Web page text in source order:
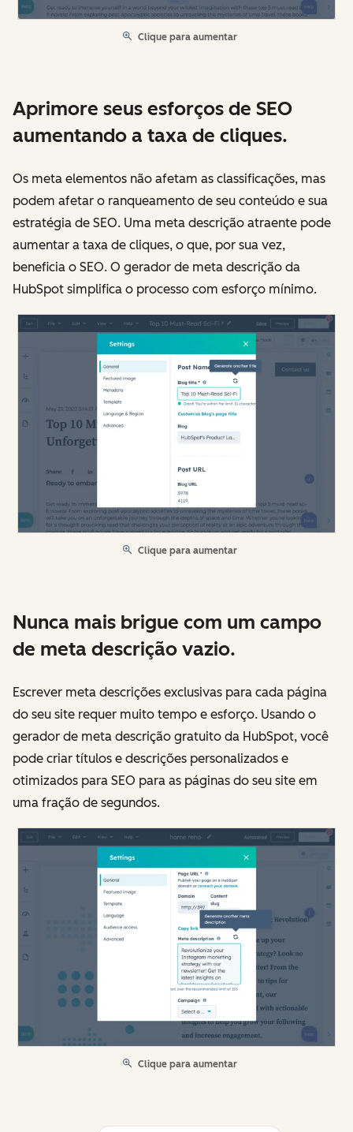
Clique para aumentar
Aprimore seus esforços de SEO
aumentando a taxa de cliques.
Os meta elementos não afetam as classificações, mas
podem afetar o ranqueamento de seu conteúdo e sua
estratégia de SEO. Uma meta descrição atraente pode
aumentar a taxa de cliques, o que, por sua vez,
beneficia o SEO. O gerador de meta descrição da
HubSpot simplifica o processo com esforço mínimo.
Clique para aumentar
Nunca mais brigue com um campo
de meta descrição vazio.
Escrever meta descrições exclusivas para cada página
do seu site requer muito tempo e esforço. Usando o
gerador de meta descrição gratuito da HubSpot, você
pode criar títulos e descrições personalizados e
otimizados para SEO para as páginas do seu site em
uma fração de segundos.
Clique para aumentar